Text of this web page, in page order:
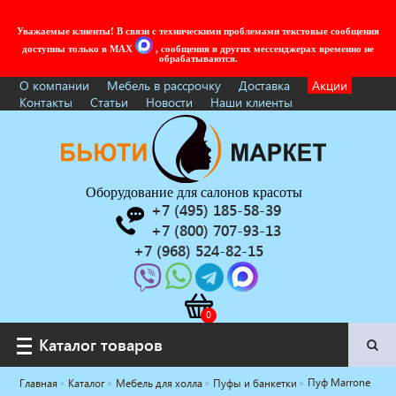
Уважаемые клиенты! В связи с техническими проблемами текстовые сообщения
доступны только в MAX
, сообщения в других мессенджерах временно не
обрабатываются.
О компании Мебель в рассрочку Доставка
Акции
Контакты
Статьи Новости Наши клиенты
Оборудование для салонов красоты
+7 (495) 185-58-39
+7 (800) 707-93-13
+7 (968) 524-82-15
Каталог товаров
Каталог товаров
Главная Каталог Мебель для холла Пуфы и банкетки Пуф Marrone